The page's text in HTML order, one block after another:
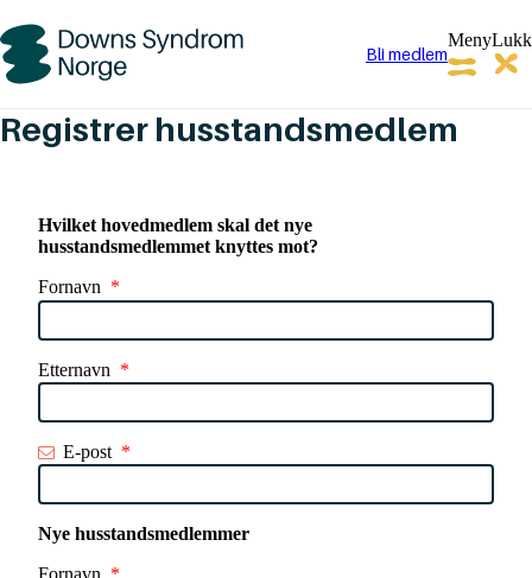
Downs
Norge
Bli medlem
MenyLukk
Registrer husstandsmedlem
Hvilket hovedmedlem skal det nye
husstandsmedlemmet knyttes mot?
Fornavn *
Etternavn *
E-post *
Nye husstandsmedlemmer